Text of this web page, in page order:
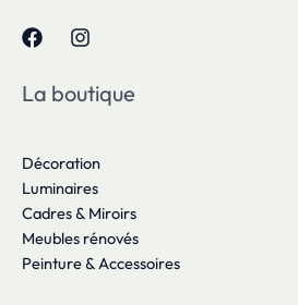
La boutique
Décoration
Luminaires
Cadres & Miroirs
Meubles rénovés
Peinture & Accessoires